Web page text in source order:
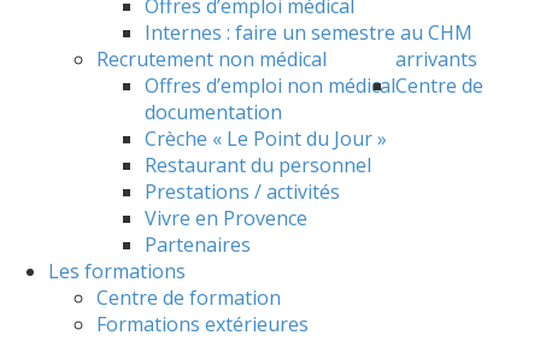
Offres d’emploi médical
Internes : faire un semestre au CHM
Recrutement non médical
Offres d’emploi non médical
arrivants
Centre de
documentation
Crèche « Le Point du Jour »
Restaurant du personnel
Prestations / activités
Vivre en Provence
Partenaires
Les formations
Centre de formation
Formations extérieures